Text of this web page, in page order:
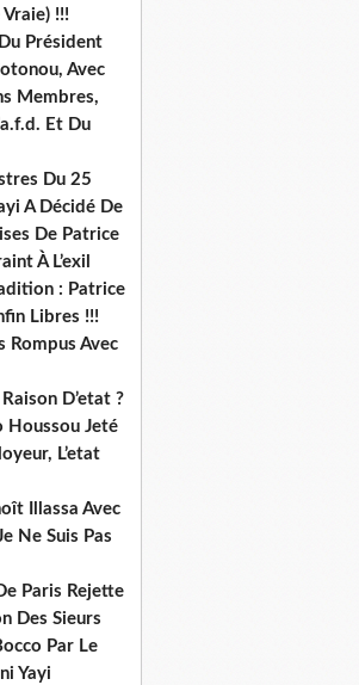
!!!
Président
Avec
Membres,
Et Du
Du 25
A Décidé De
De Patrice
À L’exil
: Patrice
Libres !!!
Rompus Avec
D’etat ?
Houssou Jeté
L’etat
Illassa Avec
Ne Suis Pas
Paris Rejette
Des Sieurs
Par Le
Yayi